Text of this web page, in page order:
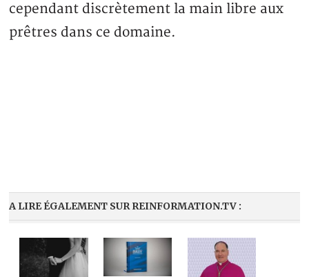
cependant discrètement la main libre aux
prêtres dans ce domaine.
A LIRE ÉGALEMENT SUR REINFORMATION.TV :